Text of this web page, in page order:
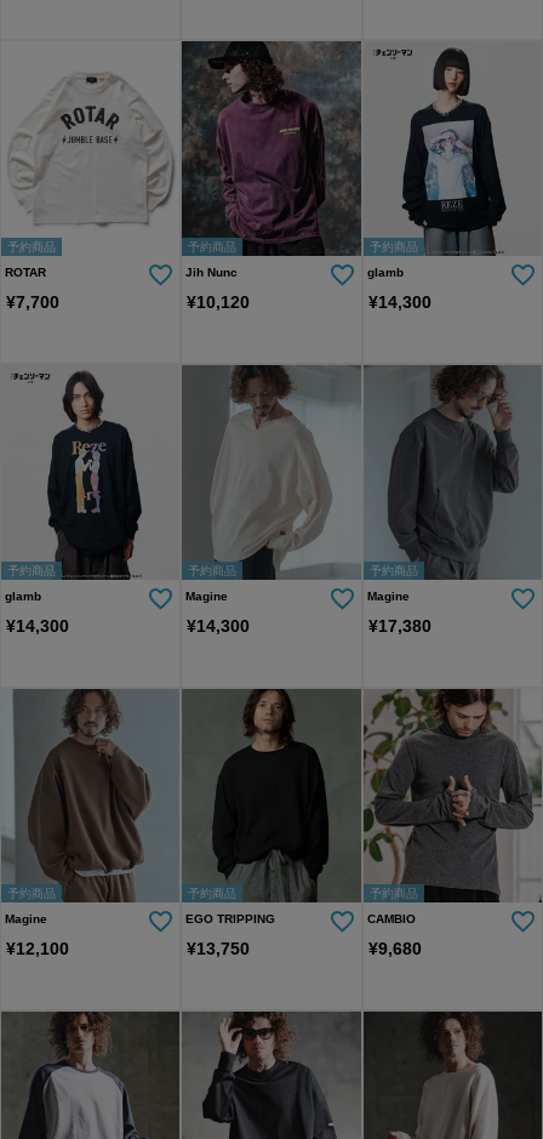
予約商品
ROTAR
¥7,700
予約商品
Jih Nunc
¥10,120
予約商品
glamb
¥14,300
予約商品
glamb
¥14,300
予約商品
Magine
¥14,300
予約商品
Magine
¥17,380
予約商品
Magine
¥12,100
予約商品
EGO TRIPPING
¥13,750
予約商品
CAMBIO
¥9,680